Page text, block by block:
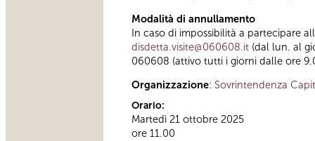
Modalità di annullamento
In caso di impossibilità a partecipare
disdetta.visite@060608.it (dal lun. al
060608 (attivo tutti i giorni dalle ore
Organizzazione: Sovrintendenza
Orario:
Martedì 21 ottobre 2025
ore 11.00